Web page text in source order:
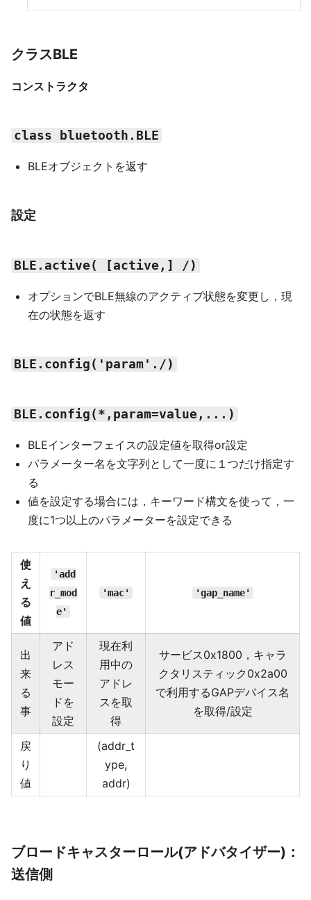
クラスBLE
コンストラクタ
class bluetooth.BLE
BLEオブジェクトを返す
設定
BLE.active( [active,] /)
オプションでBLE無線のアクティブ状態を変更し，現
在の状態を返す
BLE.config('param'./)
BLE.config(*,param=value,...)
BLEインターフェイスの設定値を取得or設定
パラメーター名を文字列として一度に１つだけ指定す
る
値を設定する場合には，キーワード構文を使って，一
度に1つ以上のパラメーターを設定できる
使
え
る
値
'add
r_mod
e'
'mac' 'gap_name'
出
来
る
事
アド
レス
モー
ドを
設定
現在利
用中の
アドレ
スを取
得
サービス0x1800，キャラ
クタリスティック0x2a00
で利用するGAPデバイス名
を取得/設定
戻
り
値
(addr_t
ype,
addr)
ブロードキャスターロール(アドバタイザー)：
送信側